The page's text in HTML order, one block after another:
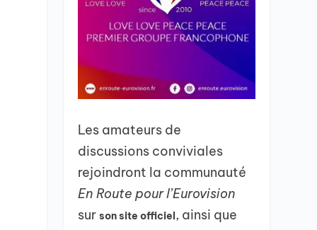
Les amateurs de
discussions conviviales
rejoindront la communauté
En Route pour l’Eurovision
surson site officiel, ainsi que